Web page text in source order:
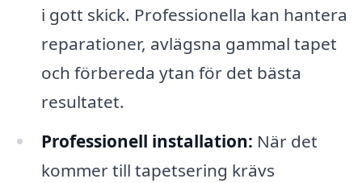
i gott skick. Professionella kan hantera
reparationer, avlägsna gammal tapet
och förbereda ytan för det bästa
resultatet.
Professionell installation: När det
kommer till tapetsering krävs